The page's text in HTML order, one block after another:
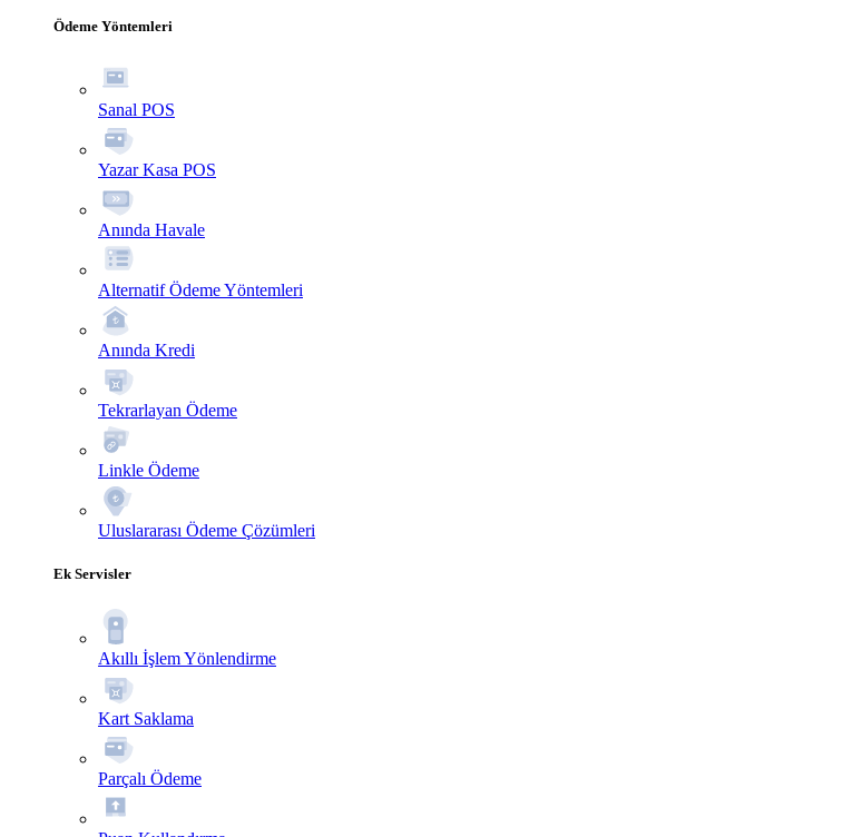
Ödeme Yöntemleri
Sanal POS
Yazar Kasa POS
Anında Havale
Alternatif Ödeme Yöntemleri
Anında Kredi
Tekrarlayan Ödeme
Linkle Ödeme
Uluslararası Ödeme Çözümleri
Ek Servisler
Akıllı İşlem Yönlendirme
Kart Saklama
Parçalı Ödeme